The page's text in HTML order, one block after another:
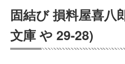
購入管理
Myシェルフ
固結び 損料屋喜八
文庫 や 29-28)